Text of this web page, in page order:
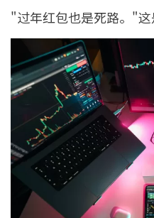
"过年红包也是死路。"这